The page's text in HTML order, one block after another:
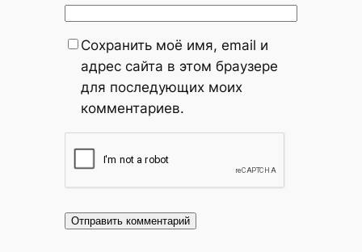
Сохранить моё имя, email и
адрес сайта в этом браузере
для последующих моих
комментариев.